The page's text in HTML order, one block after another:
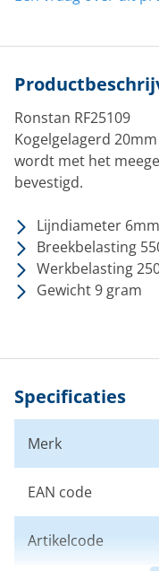
Ronstan RF25109
Kogelgelagerd
wordt met het
bevestigd.
Lijndiameter 6mm
Breekbelasting
Werkbelasting
Gewicht 9 gram
Specificaties
Merk
EAN code
Artikelcode